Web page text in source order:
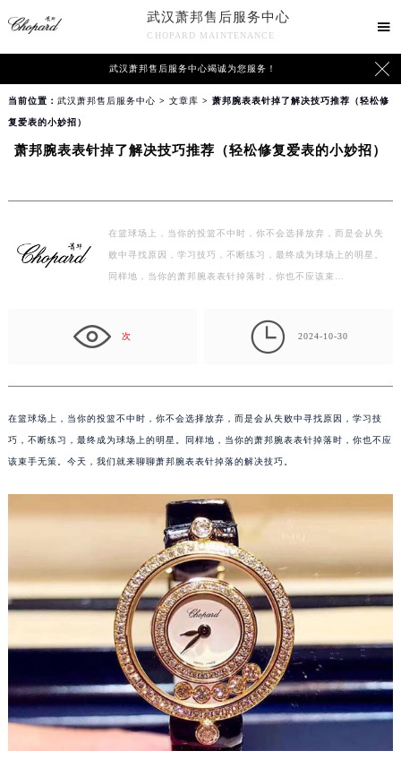
武汉萧邦售后服务中心
CHOPARD MAINTENANCE

武汉萧邦售后服务中心竭诚为您服务！ 
当前位置： 武汉萧邦售后服务中心 > 文章库 > 萧邦腕表表针掉了解决技巧推荐（轻松修
复爱表的小妙招）
萧邦腕表表针掉了解决技巧推荐（轻松修复爱表的小妙招）
在篮球场上，当你的投篮不中时，你不会选择放弃，而是会从失
败中寻找原因，学习技巧，不断练习，最终成为球场上的明星。
同样地，当你的萧邦腕表表针掉落时，你也不应该束…
次  2024-10-30
在篮球场上，当你的投篮不中时，你不会选择放弃，而是会从失败中寻找原因，学习技
巧，不断练习，最终成为球场上的明星。同样地，当你的萧邦腕表表针掉落时，你也不应
该束手无策。今天，我们就来聊聊萧邦腕表表针掉落的解决技巧。